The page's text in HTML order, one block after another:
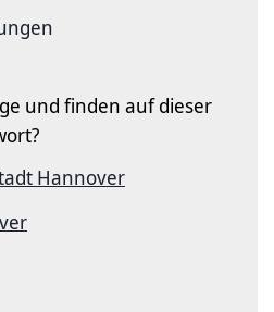
und finden auf dieser
Hannover